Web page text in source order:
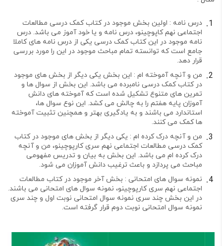
درس نامه : اولین بخش موجود در کتاب کمک درسی مطالعات
اجتماعی نهم کاپوچینو، درس نامه و یا خود آموز می باشد. درس
نامه موجود در این کتاب کمک درسی یکی از درس نامه های کاملا
جامع است که توانسته تمام مباحث موجود در این را مورد بررسی
قرار دهد.
من و آنچه آموخته ام : این بخش یکی دیگر از بخش های موجود
در کتاب کمک درسی نامبرده می باشد. این بخش از سوال ها و
تمرین های متنوع تشکیل شده است که آموخته های دانش
آموزان پایه هفتم را به چالش می کشد. این نوع سوال ها،
استاندارد می باشند و به یادگیری بهتر و همچنین تثبیت آموخته
ها کمک می کنند.
من و آنچه درک کرده ام : یکی دیگر از بخش های موجود در کتاب
کمک درسی مطالعات اجتماعی نهم سری کارپوچینو، من و آنچه
درک کرده ام می باشد. این بخش به بیان و تدریس مفهومی
مباحث می پردازد و باعث ترغیب دانش آموزان می شود.
نمونه سوال های امتحانی : بخش آخر موجود در کتاب مطالعات
اجتماعی نهم سری کارپوچینو، نمونه سوال های امتحانی می باشند.
در این بخش چند سری نمونه سوال امتحانی نوبت اول و چند سری
نمونه سوال امتحانی نوبت دوم قرار گرفته است.